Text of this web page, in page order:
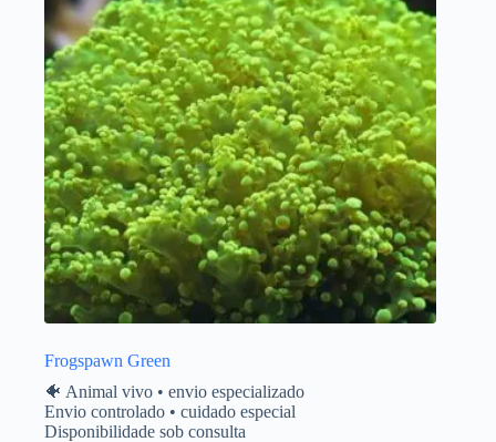
Frogspawn Green
🐠 Animal vivo • envio especializado
Envio controlado • cuidado especial
Disponibilidade sob consulta